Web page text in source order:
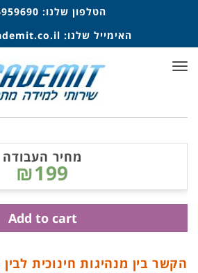
הטלפון שלנו:
האימייל שלנו:
תפריט
הקשר בין מנהיגות חינוכית לבין
מחיר העבודה
₪199
Add to cart